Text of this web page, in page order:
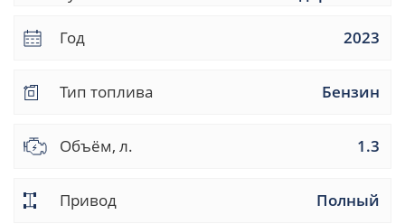
Год 2023
Тип топлива Бензин
Объём, л. 1.3
Привод Полный